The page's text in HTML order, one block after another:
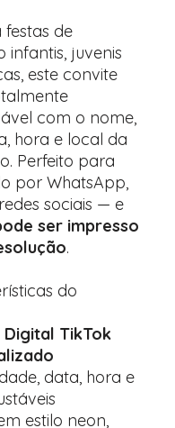
de
infantis, juvenis
este convite
com o nome,
hora e local da
Perfeito para
por WhatsApp,
sociais — e
ser impresso
.
do
Digital TikTok
data, hora e
estilo neon,